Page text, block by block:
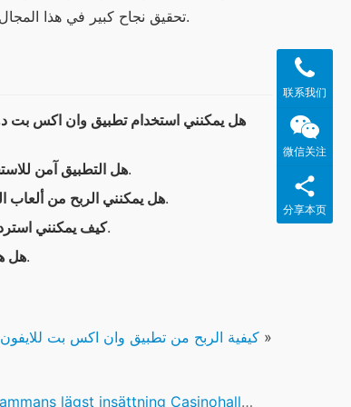
تحقيق نجاح كبير في هذا المجال. لا تنسى أن تتابع دائماً الأخبار والتحديثات للحفاظ على مستوى عالٍ من المنافسة.
هل يمكنني استخدام تطبيق وان اكس بت
هل التطبيق آمننعم، التطبيق يستخدم تقنيات أمان متطورة لحماية بيانات المستخدمين.
هل يمكنني الربح من ألعابنعم، يمكنك تحقيق أرباح من ألعاب الكازينو ولكن يجب أن تكون حذراً.
كيف يمكننييمكنك استرداد الأرباح من خلال خيارات الدفع المتاحة في التطبيق.
هلنعم، يوجد تطبيق مشابه متاح لمستخدمي أندرويد.
كيفية الربح من تطبيق وان اكس بت للايفون »
lägst insättning Casinohallen beskåda
联系我们
微信关注
分享本页